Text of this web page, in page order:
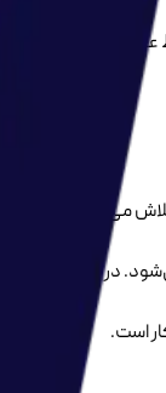
از بحران.
می‌کند از طریق
در مقابل،
است.